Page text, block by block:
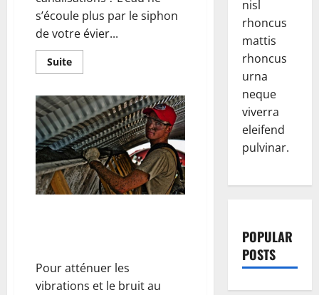
s’écoule plus par le siphon
de votre évier...
SuiteEn
savoir
Comment
déboucher
ses
canalisations
?
Pour atténuer les
vibrations et le bruit au
nisl
rhoncus
mattis
rhoncus
urna
neque
viverra
eleifend
pulvinar.
POPULAR
POSTS